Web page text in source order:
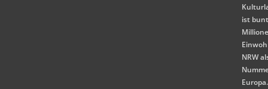
ist
NRW
Europa.